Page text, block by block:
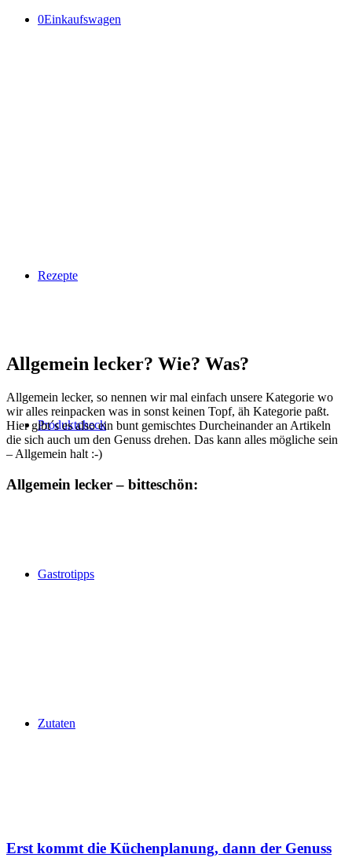
0Einkaufswagen
Rezepte
Produktcheck
Gastrotipps
Zutaten
Allgemein lecker? Wie? Was?
Allgemein lecker, so nennen wir mal einfach unsere Kategorie wo
wir alles reinpacken was in sonst keinen Topf, äh Kategorie paßt.
Hier gibt´s es also ein bunt gemischtes Durcheinander an Artikeln
die sich auch um den Genuss drehen. Das kann alles mögliche sein
– Allgemein halt :-)
Allgemein lecker – bitteschön:
Erst kommt die Küchenplanung, dann der Genuss